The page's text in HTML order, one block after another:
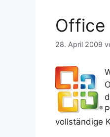
Office
28. April 2009
vollständige